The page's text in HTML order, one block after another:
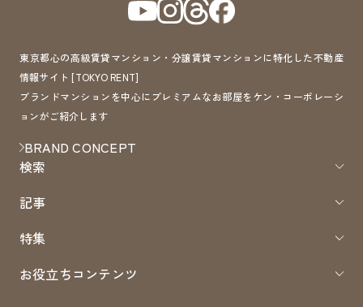
東京都心の高級賃貸マンション・分譲賃貸マンションに特化した不動産
情報サイト [TOKYO RENT]
ブランドマンションを中心にプレミアムなお部屋をケン・コーポレーシ
ョンがご紹介します
BRAND CONCEPT
検索
記事
特集
お役立ちコンテンツ